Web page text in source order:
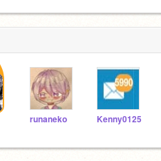
runaneko Kenny0125